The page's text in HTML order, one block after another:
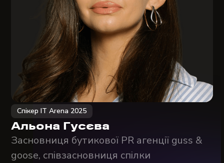
Спікер IT Arena 2025
Альона Гусєва
Засновниця бутикової PR агенції guss &
goose, співзасновниця спілки